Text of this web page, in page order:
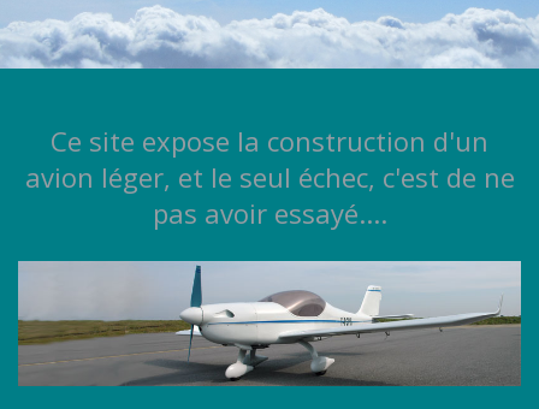
Ce site expose la construction d'un
avion léger, et le seul échec, c'est de ne
pas avoir essayé....